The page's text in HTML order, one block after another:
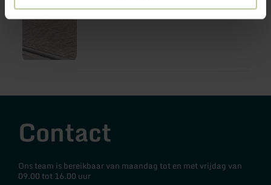
Contact
Ons team is bereikbaar van maandag tot en met vrijdag van
09.00 tot 16.00 uur